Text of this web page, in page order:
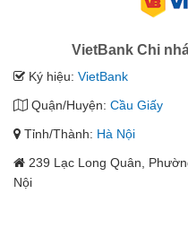
VietBank Chi
Ký hiệu: VietBank
Quận/Huyện: Cầu Giấy
Tỉnh/Thành: Hà Nội
239 Lạc Long Quân,
Nội